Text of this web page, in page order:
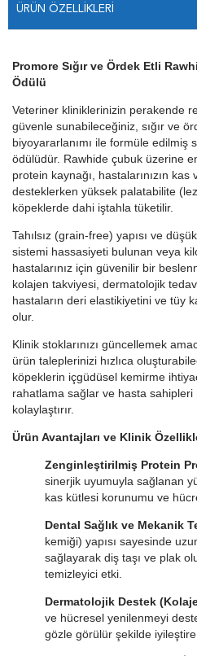
ÜRÜN ÖZELLIKLERI
Promore Sığır ve Ördek Etli
Ödülü
Veteriner kliniklerinizin perakende
güvenle sunabileceğiniz, sığır ve
biyoyararlanımı ile formüle edilmiş
ödülüdür. Rawhide çubuk üzerine
protein kaynağı, hastalarınızın
desteklerken yüksek palatabilite
köpeklerde dahi iştahla tüketilir.
Tahılsız (grain-free) yapısı ve
sistemi hassasiyeti bulunan veya
hastalarınız için güvenilir bir
kolajen takviyesi, dermatolojik
hastaların deri elastikiyetini ve tüy
olur.
Klinik stoklarınızı güncellemek
ürün taleplerinizi hızlıca
köpeklerin içgüdüsel kemirme
rahatlama sağlar ve hasta sahipleri
kolaylaştırır.
Ürün Avantajları ve Klinik
Zenginleştirilmiş Protein
sinerjik uyumuyla sağlanan
kas kütlesi korunumu ve
Dental Sağlık ve Mekanik
kemiği) yapısı sayesinde
sağlayarak diş taşı ve plak
temizleyici etki.
Dermatolojik Destek
ve hücresel yenilenmeyi
gözle görülür şekilde